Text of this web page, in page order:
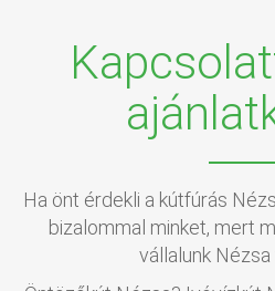
Ha önt érdekli a kútfúrás
bizalommal minket, mert
vállalunk Nézsa